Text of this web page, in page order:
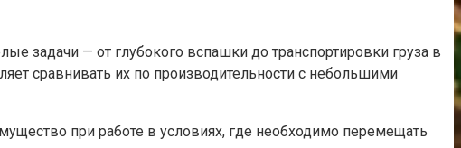
задачи — от глубокого вспашки до транспортировки груза в
сравнивать их по производительности с небольшими
при работе в условиях, где необходимо перемещать